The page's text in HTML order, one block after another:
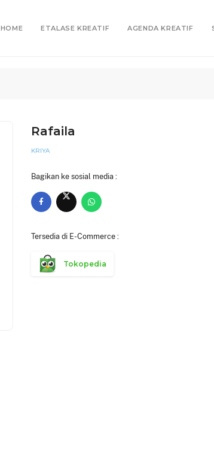
HOME ETALASE KREATIF AGENDA KREATIF
Rafaila
KRIYA
Bagikan ke sosial media :
Tersedia di E-Commerce :
Tokopedia